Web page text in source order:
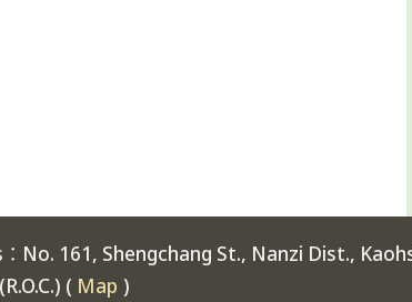
No. 161, Shengchang St., Nanzi Dist.,
( Map )